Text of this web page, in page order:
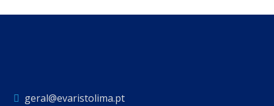
geral@evaristolima.pt